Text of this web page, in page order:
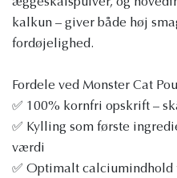
kalkun – giver både høj
fordøjelighed.
Fordele ved Monster Cat
✅ 100% kornfri opskrift –
✅ Kylling som første
værdi
✅ Optimalt calciumindhold